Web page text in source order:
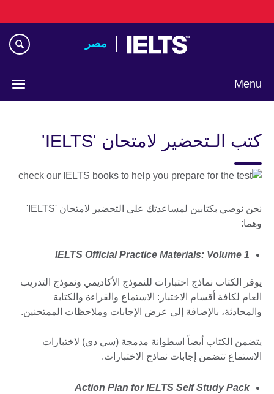
to
مصر‎
Menu
كتب الـتحضير لامتحان 'IELTS'
نحن نوصي بكتابين لمساعدتك على التحضير لامتحان 'IELTS'
وهما:
IELTS Official Practice Materials: Volume 1
يوفر الكتاب نماذج اختبارات للنموذج الأكاديمي ونموذج التدريب
العام لكافة أقسام الاختبار: الاستماع والقراءة والكتابة
والمحادثة، بالإضافة إلى عرض الإجابات وملاحظات الممتحنين.
يتضمن الكتاب أيضاً اسطوانة مدمجة (سي دي) لاختبارات
الاستماع تتضمن إجابات نماذج الاختبارات.
Action Plan for IELTS Self Study Pack